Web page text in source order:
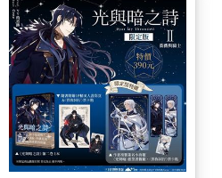
這次看我贏了就過來抱大腿了？」
被嘲諷了，Jean看上去倒是不慍不
恆不變。作為欲望的集合，我們魔
還處於成長期，從幼兒成長為合格
常的事。」
他這句話本來是暗諷王晨年幼，沒
頭，且十分厚臉皮地道：「比起青